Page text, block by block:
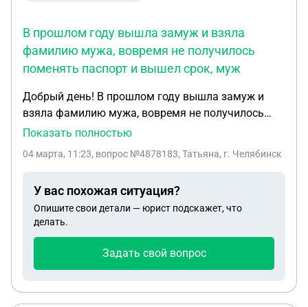
В прошлом году вышла замуж и взяла
фамилию мужа, вовремя не получилось
поменять паспорт и вышел срок, муж
Добрый день! В прошлом году вышла замуж и
взяла фамилию мужа, вовремя не получилось
поменять паспорт и вышел срок, муж уехал на
теперь мне не выдают свидетельство о браке с
без свидетельства, у мужа сейчас нет
возможности выслать документ, что мне делать?
Уже оббегала чуть ли не всю Москву и так же
Показать полностью
04 марта, 11:23, вопрос №4878183, Татьяна, г. Челябинск
У вас похожая ситуация?
Опишите свои детали — юрист подскажет, что
делать.
Задать свой вопрос